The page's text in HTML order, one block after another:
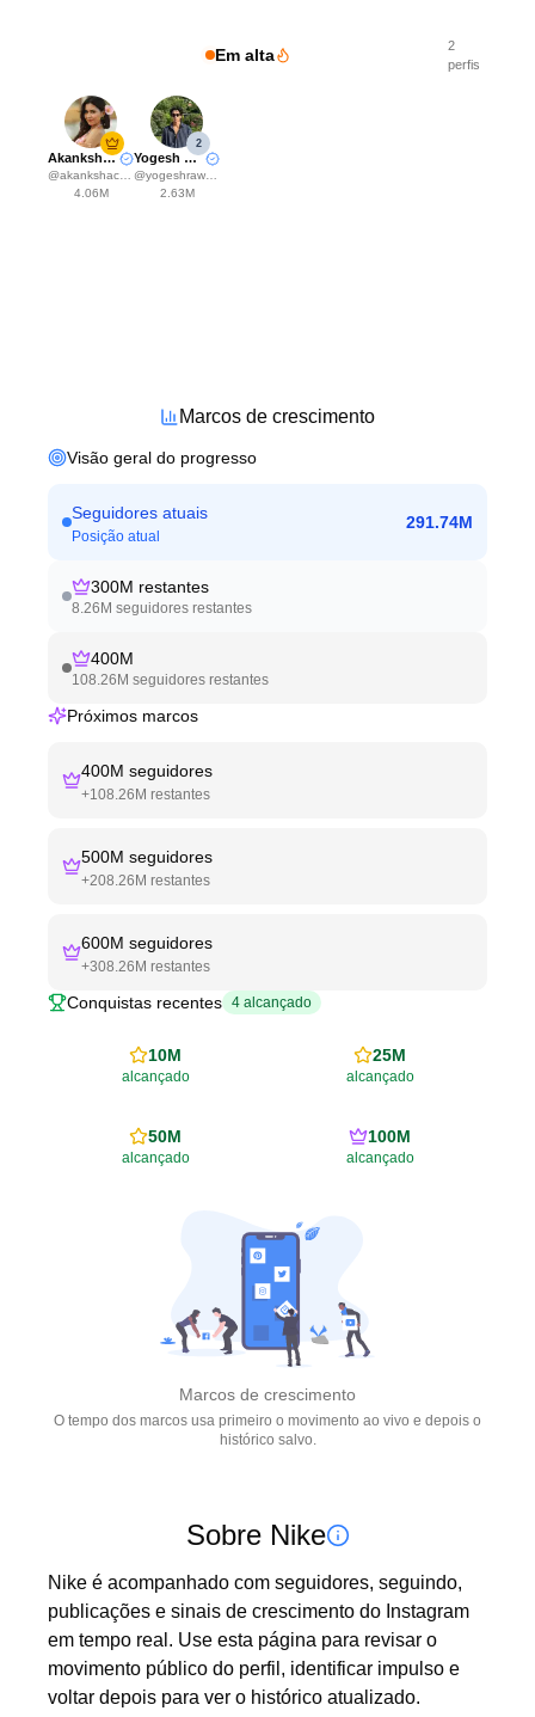
Em alta
2
perfis
Akanksha Choudhary
@akankshachoudhary_official
4.06M
2
Yogesh Rawat
@yogeshrawat04
2.63M
Marcos de crescimento
Visão geral do progresso
Seguidores atuais
Posição atual
291.74M
300M restantes
8.26M seguidores restantes
400M
108.26M seguidores restantes
Próximos marcos
400M seguidores
+108.26M restantes
500M seguidores
+208.26M restantes
600M seguidores
+308.26M restantes
Conquistas recentes 4 alcançado
10M
alcançado
25M
alcançado
50M
alcançado
100M
alcançado
Marcos de crescimento
O tempo dos marcos usa primeiro o movimento ao vivo e depois o
histórico salvo.
Sobre Nike
Nike é acompanhado com seguidores, seguindo,
publicações e sinais de crescimento do Instagram
em tempo real. Use esta página para revisar o
movimento público do perfil, identificar impulso e
voltar depois para ver o histórico atualizado.